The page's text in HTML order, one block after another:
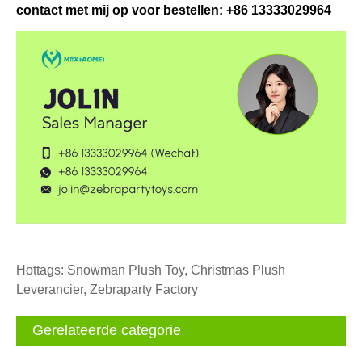
contact met mij op voor bestellen: +86 13333029964
Hottags: Snowman Plush Toy, Christmas Plush
Leverancier, Zebraparty Factory
Gerelateerde categorie